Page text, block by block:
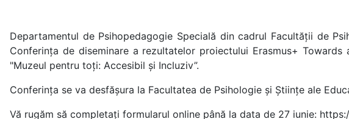
Departamentul de Psihopedagogie Specială din cadrul Facultății de
Conferința de diseminare a rezultatelor proiectului Erasmus+
"Muzeul pentru toți: Accesibil și Incluziv”.
Conferința se va desfășura la Facultatea de Psihologie și Științe ale
Vă rugăm să completați formularul online până la data de 27 iunie: